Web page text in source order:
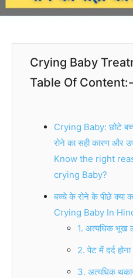
Crying Baby
Table Of Content:-
Crying Baby: छोटे
रोने का सही कारण और
Know the right
crying Baby?
बच्चे के रोने के पीछे क्या
Crying Baby In
1. अत्यधिक भूख
2. पेट में दर्द होना
3. अत्यधिक